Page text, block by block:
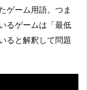
ゲーム用語。つま
るゲームは「最低
ると解釈して問題